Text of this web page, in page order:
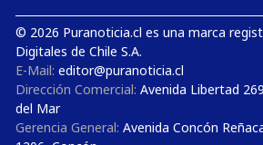
© 2026 Puranoticia.cl es una marca
Digitales de Chile S.A.
E-Mail: editor@puranoticia.cl
Dirección Comercial: Avenida Libertad
del Mar
Gerencia General: Avenida Concón